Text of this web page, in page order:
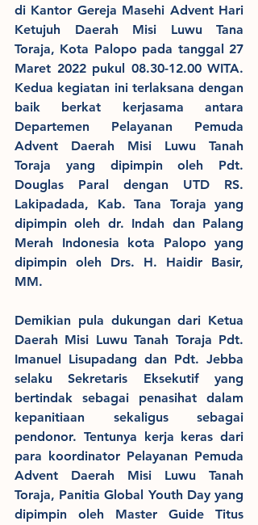
di Kantor Gereja Masehi Advent Hari
Ketujuh Daerah Misi Luwu Tana
Toraja, Kota Palopo pada tanggal 27
Maret 2022 pukul 08.30-12.00 WITA.
Kedua kegiatan ini terlaksana dengan
baik berkat kerjasama antara
Departemen Pelayanan Pemuda
Advent Daerah Misi Luwu Tanah
Toraja yang dipimpin oleh Pdt.
Douglas Paral dengan UTD RS.
Lakipadada, Kab. Tana Toraja yang
dipimpin oleh dr. Indah dan Palang
Merah Indonesia kota Palopo yang
dipimpin oleh Drs. H. Haidir Basir,
MM.
Demikian pula dukungan dari Ketua
Daerah Misi Luwu Tanah Toraja Pdt.
Imanuel Lisupadang dan Pdt. Jebba
selaku Sekretaris Eksekutif yang
bertindak sebagai penasihat dalam
kepanitiaan sekaligus sebagai
pendonor. Tentunya kerja keras dari
para koordinator Pelayanan Pemuda
Advent Daerah Misi Luwu Tanah
Toraja, Panitia Global Youth Day yang
dipimpin oleh Master Guide Titus